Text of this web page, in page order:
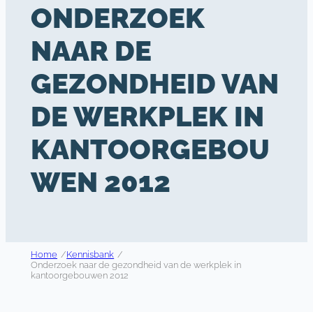
ONDERZOEK
NAAR DE
GEZONDHEID VAN
DE WERKPLEK IN
KANTOORGEBOU
WEN 2012
Home /Kennisbank /
Onderzoek naar de gezondheid van de werkplek in
kantoorgebouwen 2012